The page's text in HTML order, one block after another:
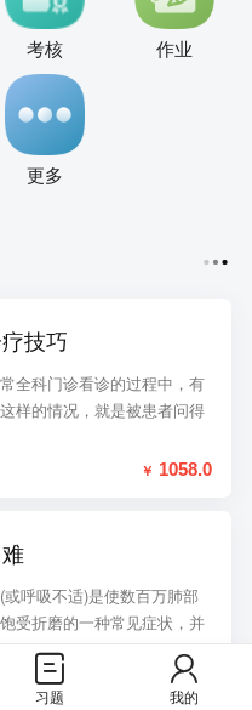
习题 我的
考核 作业
更多
技巧
全科门诊看诊的过程中，有
样的情况，就是被患者问得
诉，又或者是他问得非常的
￥ 1058.0
呼吸不适)是使数百万肺部
受折磨的一种常见症状，并
疾病、心肌缺血、心肌功能
血、肥胖或去适应的主要表
分析患者描述呼吸困难所用的
198.0